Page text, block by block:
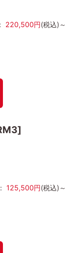
220,500円(税込)～
125,500円(税込)～